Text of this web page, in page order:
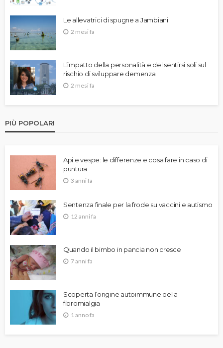
Le allevatrici di spugne a Jambiani
2 mesi fa
L’impatto della personalità e del sentirsi soli sul
rischio di sviluppare demenza
2 mesi fa
PIÙ POPOLARI
Api e vespe: le differenze e cosa fare in caso di
puntura
3 anni fa
Sentenza finale per la frode su vaccini e autismo
12 anni fa
Quando il bimbo in pancia non cresce
7 anni fa
Scoperta l’origine autoimmune della
fibromialgia
1 anno fa